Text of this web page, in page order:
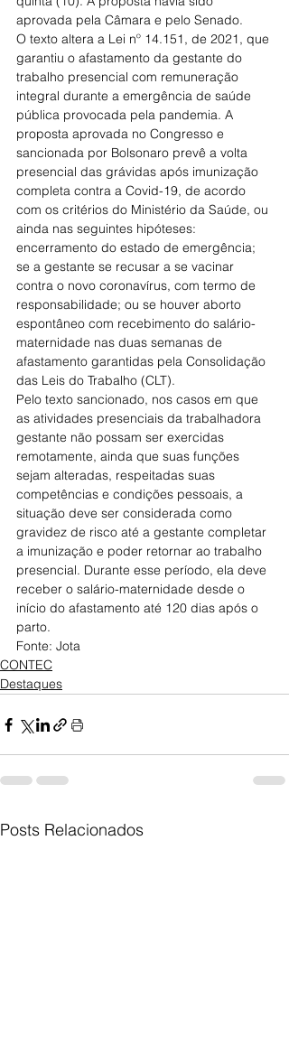
aprovada pela Câmara e pelo Senado.
O texto altera a Lei nº 14.151, de 2021, que
garantiu o afastamento da gestante do
trabalho presencial com remuneração
integral durante a emergência de saúde
pública provocada pela pandemia. A
proposta aprovada no Congresso e
sancionada por Bolsonaro prevê a volta
presencial das grávidas após imunização
completa contra a Covid-19, de acordo
com os critérios do Ministério da Saúde, ou
ainda nas seguintes hipóteses:
encerramento do estado de emergência;
se a gestante se recusar a se vacinar
contra o novo coronavírus, com termo de
responsabilidade; ou se houver aborto
espontâneo com recebimento do salário-
maternidade nas duas semanas de
afastamento garantidas pela Consolidação
das Leis do Trabalho (CLT).
Pelo texto sancionado, nos casos em que
as atividades presenciais da trabalhadora
gestante não possam ser exercidas
remotamente, ainda que suas funções
sejam alteradas, respeitadas suas
competências e condições pessoais, a
situação deve ser considerada como
gravidez de risco até a gestante completar
a imunização e poder retornar ao trabalho
presencial. Durante esse período, ela deve
receber o salário-maternidade desde o
início do afastamento até 120 dias após o
parto.
Fonte: Jota
CONTEC
Destaques
Posts Relacionados